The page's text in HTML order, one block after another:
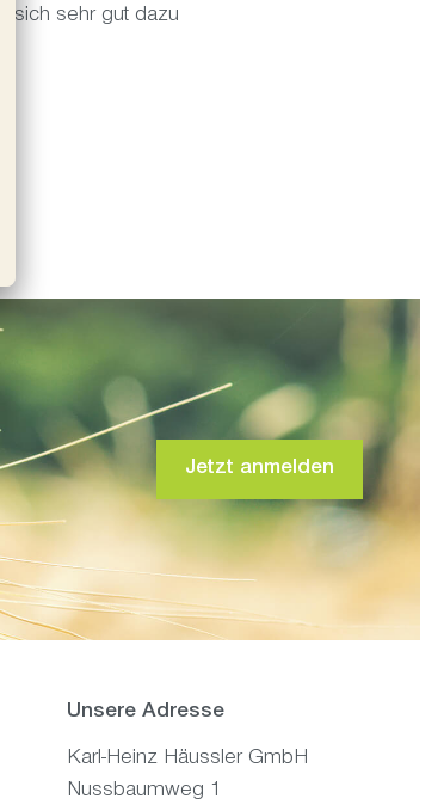
sich sehr gut dazu
Jetzt anmelden
Unsere Adresse
Karl-Heinz Häussler GmbH
Nussbaumweg 1